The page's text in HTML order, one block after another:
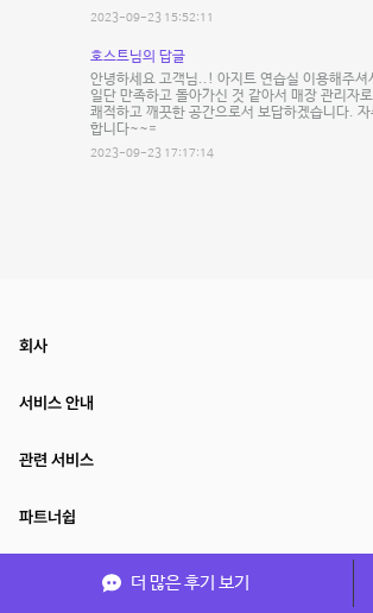
2023-09-23 15:52:11
호스트님의 답글
안녕하세요 고객님..! 아지트 연습실 이용해주셔
일단 만족하고 돌아가신 것 같아서 매장 관리자
쾌적하고 깨끗한 공간으로서 보답하겠습니다.
합니다~~=
2023-09-23 17:17:14
더 많은 후기 보기
회사
서비스 안내
관련 서비스
파트너쉽
서비스 제공 국가